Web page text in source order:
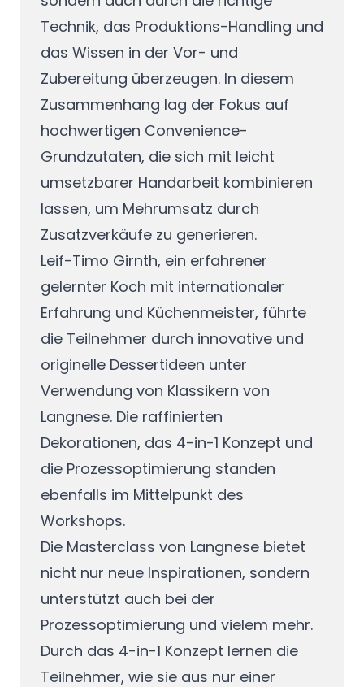
Technik, das Produktions-Handling und
das Wissen in der Vor- und
Zubereitung überzeugen. In diesem
Zusammenhang lag der Fokus auf
hochwertigen Convenience-
Grundzutaten, die sich mit leicht
umsetzbarer Handarbeit kombinieren
lassen, um Mehrumsatz durch
Zusatzverkäufe zu generieren.
Leif-Timo Girnth, ein erfahrener
gelernter Koch mit internationaler
Erfahrung und Küchenmeister, führte
die Teilnehmer durch innovative und
originelle Dessertideen unter
Verwendung von Klassikern von
Langnese. Die raffinierten
Dekorationen, das 4-in-1 Konzept und
die Prozessoptimierung standen
ebenfalls im Mittelpunkt des
Workshops.
Die Masterclass von Langnese bietet
nicht nur neue Inspirationen, sondern
unterstützt auch bei der
Prozessoptimierung und vielem mehr.
Durch das 4-in-1 Konzept lernen die
Teilnehmer, wie sie aus nur einer